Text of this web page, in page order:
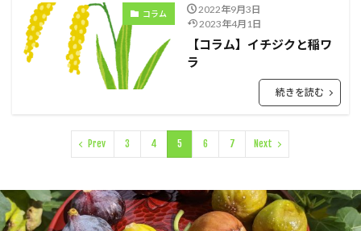
コラム
2022年9月3日
2023年4月1日
【コラム】イチジクと稲ワ
ラ
続きを読む
Prev 3 4 5 6 7 Next